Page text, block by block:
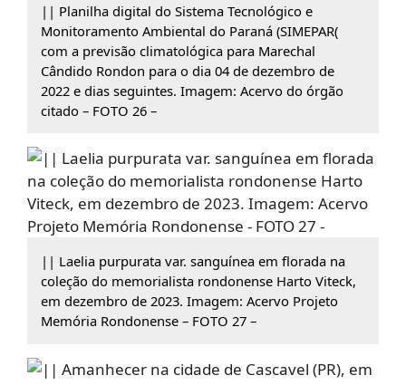
|| Planilha digital do Sistema Tecnológico e
Monitoramento Ambiental do Paraná (SIMEPAR(
com a previsão climatológica para Marechal
Cândido Rondon para o dia 04 de dezembro de
2022 e dias seguintes. Imagem: Acervo do órgão
citado – FOTO 26 –
|| Laelia purpurata var. sanguínea em florada na
coleção do memorialista rondonense Harto Viteck,
em dezembro de 2023. Imagem: Acervo Projeto
Memória Rondonense – FOTO 27 –